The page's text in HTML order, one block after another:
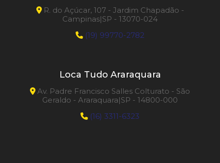
R. do Açúcar, 107 - Jardim Chapadão -
Campinas|SP - 13070-024
(19) 99770-2782
Loca Tudo Araraquara
Av. Padre Francisco Salles Colturato - São
Geraldo - Araraquara|SP - 14800-000
(16) 3311-6323